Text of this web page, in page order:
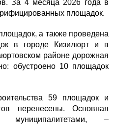
За 4 месяца 2026 года в
площадок.
а также проведена
в городе Кизилюрт и в
районе дорожная
обустроено 10 площадок
59 площадок и
перенесены. Основная
муниципалитетами, –